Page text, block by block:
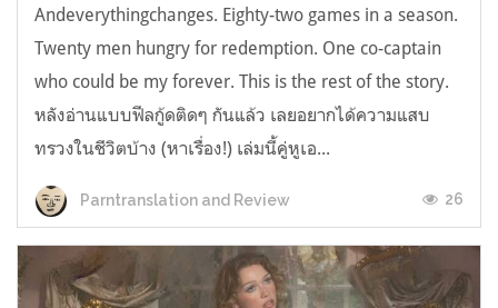
Andeverythingchanges. Eighty-two games in a season.
Twenty men hungry for redemption. One co-captain
who could be my forever. This is the rest of the story.
หลังอ่านแบบฟีลกู้ดติดๆ กันแล้ว เลยอยากได้ความแสบ
ทรวงในชีวิตบ้าง (หาเรื่อง!) เล่มนี้คู่หูเอ...
Parntranslation and Review 26